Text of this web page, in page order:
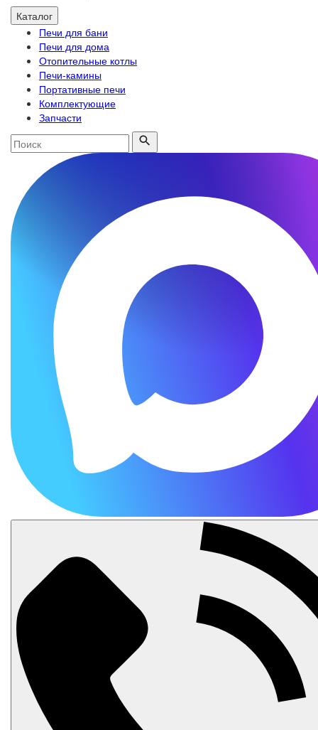
Каталог
Печи для бани
Печи для дома
Отопительные котлы
Печи-камины
Портативные печи
Комплектующие
Запчасти